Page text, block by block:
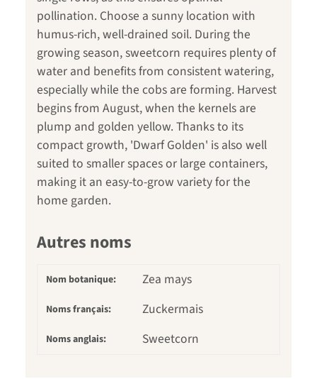
pollination. Choose a sunny location with
humus-rich, well-drained soil. During the
growing season, sweetcorn requires plenty of
water and benefits from consistent watering,
especially while the cobs are forming. Harvest
begins from August, when the kernels are
plump and golden yellow. Thanks to its
compact growth, 'Dwarf Golden' is also well
suited to smaller spaces or large containers,
making it an easy-to-grow variety for the
home garden.
Autres noms
Nom botanique: Zea mays
Noms français: Zuckermais
Noms anglais: Sweetcorn